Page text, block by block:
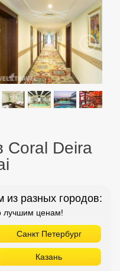
Coral Deira
из разных городов:
лучшим ценам!
Санкт Петербург
Казань